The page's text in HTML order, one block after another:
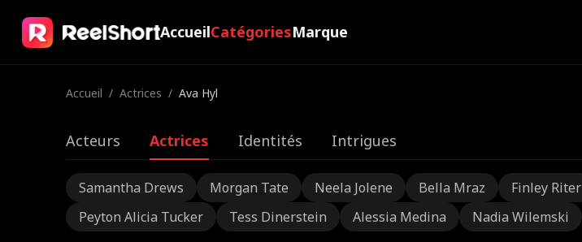
AccueilCatégoriesMarque
Accueil / Actrices / Ava Hyl
Acteurs Actrices Identités Intrigues
Samantha Drews Morgan Tate Neela Jolene Bella Mraz Finley Riter
Peyton Alicia Tucker
Tess Dinerstein Alessia Medina Nadia Wilemski